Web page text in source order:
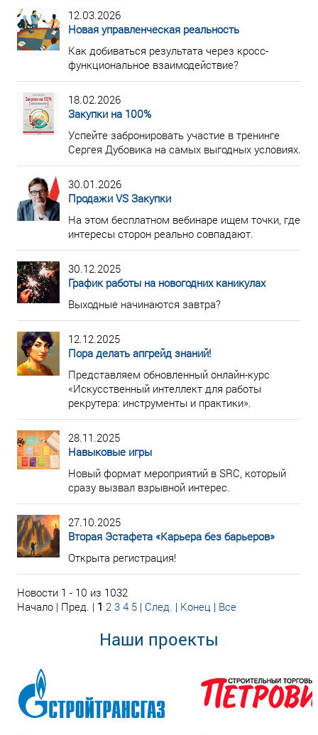
12.03.2026
Новая управленческая реальность
Как добиваться результата через кросс-
функциональное взаимодействие?
18.02.2026
Закупки на 100%
Успейте забронировать участие в тренинге
Сергея Дубовика на самых выгодных условиях.
30.01.2026
Продажи VS Закупки
На этом бесплатном вебинаре ищем точки, где
интересы сторон реально совпадают.
30.12.2025
График работы на новогодних каникулах
Выходные начинаются завтра?
12.12.2025
Пора делать апгрейд знаний!
Представляем обновленный онлайн-курс
«Искусственный интеллект для работы
рекрутера: инструменты и практики».
28.11.2025
Навыковые игры
Новый формат мероприятий в SRC, который
сразу вызвал взрывной интерес.
27.10.2025
Вторая Эстафета «Карьера без барьеров»
Открыта регистрация!
Новости 1 - 10 из 1032
Начало | Пред. | 1 2 3 4 5 | След. | Конец | Все
Наши проекты